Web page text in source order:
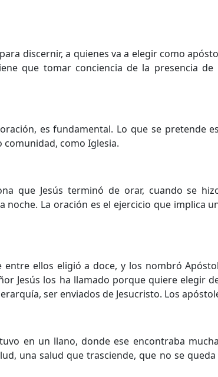
discernir, a quienes va a elegir como
que tomar conciencia de la presencia
es fundamental. Lo que se pretende
como Iglesia.
que Jesús terminó de orar, cuando se
La oración es el ejercicio que implica
ellos eligió a doce, y los nombró
Jesús los ha llamado porque quiere elegir
ser enviados de Jesucristo. Los
en un llano, donde ese encontraba
una salud que trasciende, que no se